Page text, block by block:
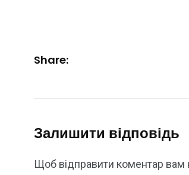
Share:
Залишити відповідь
Щоб відправити коментар вам